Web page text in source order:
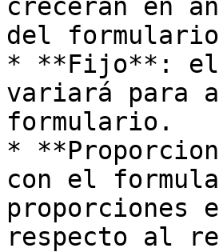
crecerán en
del
* **Fijo**: el
variará para
formulario.
*
con el
proporciones
respecto al